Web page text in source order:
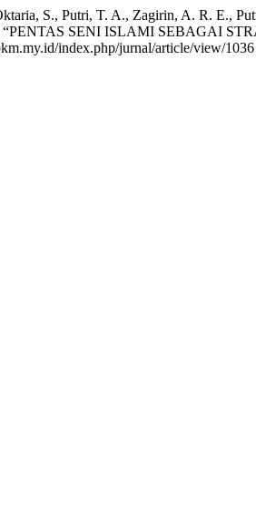
S., Putri, T. A., Zagirin, A. R. E.,
“PENTAS SENI ISLAMI SEBAGAI
index.php/jurnal/article/view/